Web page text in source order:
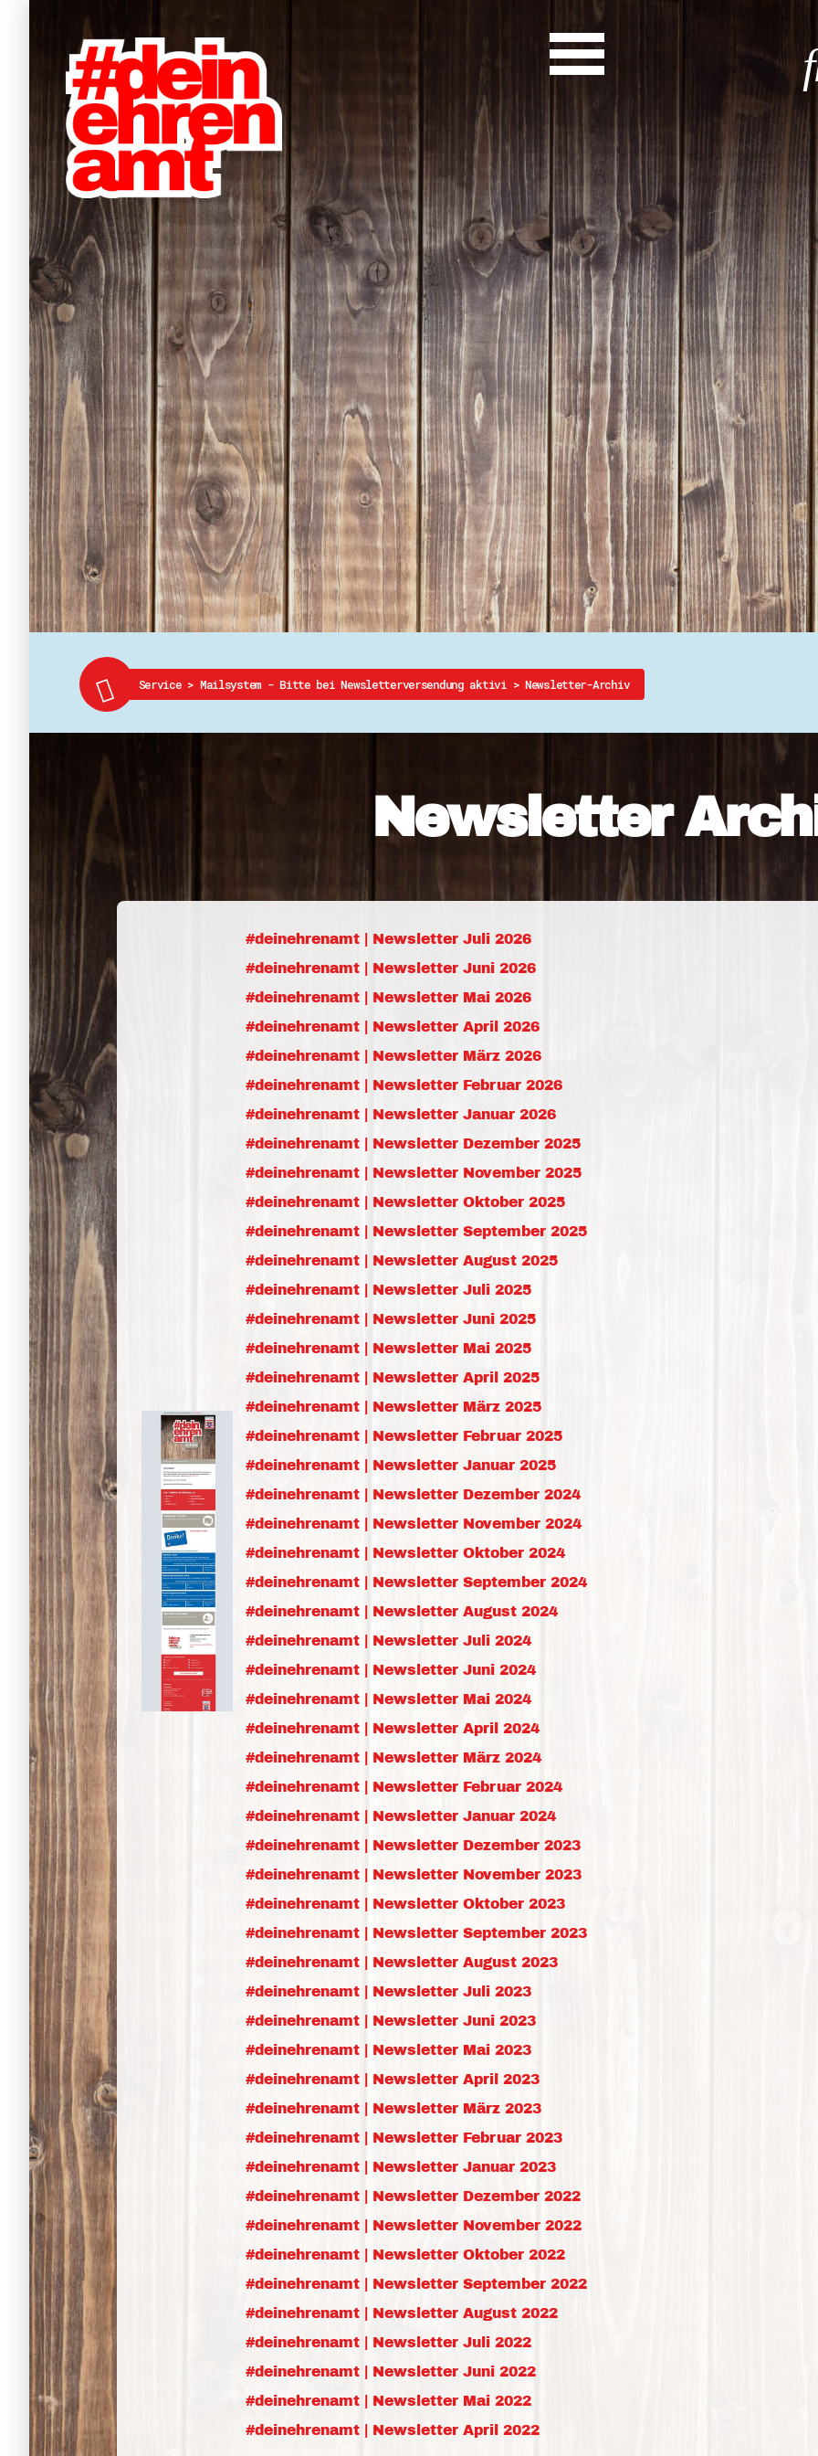
Start
Entdecke dein
News
Veranstaltungen
Rückblicke
Newsletter
Die LandesEhrenamtsagentur
Publikationen
Ansprechpartner
Ehrenamt hat viele
Finde dein
Ehrenamtssuchmaschine
Freiwilliges Soziales
Koordinierungszentren für
Engagierte Stadt
Freiwilligendienste
Freiwilligentage
Hessen hilft Ukraine
Zeig uns dein
Wettbewerb |
Wettbewerb | 80 Jahre
8 Vereine x 80 Jahre x
SHARE IT: Teile deine
Förderprogramme
Ehrentag
Freiwilligenmanagement
Kompetenznachweis Hessen
Zeugnisbeiblatt
Service-Learning
Service > Mailsystem - Bitte bei Newsletterversendung aktivi > Newsletter-Archiv
Newsletter
#deinehrenamt | Newsletter Juli 2026
#deinehrenamt | Newsletter Juni 2026
#deinehrenamt | Newsletter Mai 2026
#deinehrenamt | Newsletter April 2026
#deinehrenamt | Newsletter März 2026
#deinehrenamt | Newsletter Februar 2026
#deinehrenamt | Newsletter Januar 2026
#deinehrenamt | Newsletter Dezember 2025
#deinehrenamt | Newsletter November 2025
#deinehrenamt | Newsletter Oktober 2025
#deinehrenamt | Newsletter September 2025
#deinehrenamt | Newsletter August 2025
#deinehrenamt | Newsletter Juli 2025
#deinehrenamt | Newsletter Juni 2025
#deinehrenamt | Newsletter Mai 2025
#deinehrenamt | Newsletter April 2025
#deinehrenamt | Newsletter März 2025
#deinehrenamt | Newsletter Februar 2025
#deinehrenamt | Newsletter Januar 2025
#deinehrenamt | Newsletter Dezember 2024
#deinehrenamt | Newsletter November 2024
#deinehrenamt | Newsletter Oktober 2024
#deinehrenamt | Newsletter September 2024
#deinehrenamt | Newsletter August 2024
#deinehrenamt | Newsletter Juli 2024
#deinehrenamt | Newsletter Juni 2024
#deinehrenamt | Newsletter Mai 2024
#deinehrenamt | Newsletter April 2024
#deinehrenamt | Newsletter März 2024
#deinehrenamt | Newsletter Februar 2024
#deinehrenamt | Newsletter Januar 2024
#deinehrenamt | Newsletter Dezember 2023
#deinehrenamt | Newsletter November 2023
#deinehrenamt | Newsletter Oktober 2023
#deinehrenamt | Newsletter September 2023
#deinehrenamt | Newsletter August 2023
#deinehrenamt | Newsletter Juli 2023
#deinehrenamt | Newsletter Juni 2023
#deinehrenamt | Newsletter Mai 2023
#deinehrenamt | Newsletter April 2023
#deinehrenamt | Newsletter März 2023
#deinehrenamt | Newsletter Februar 2023
#deinehrenamt | Newsletter Januar 2023
#deinehrenamt | Newsletter Dezember 2022
#deinehrenamt | Newsletter November 2022
#deinehrenamt | Newsletter Oktober 2022
#deinehrenamt | Newsletter September 2022
#deinehrenamt | Newsletter August 2022
#deinehrenamt | Newsletter Juli 2022
#deinehrenamt | Newsletter Juni 2022
#deinehrenamt | Newsletter Mai 2022
#deinehrenamt | Newsletter April 2022